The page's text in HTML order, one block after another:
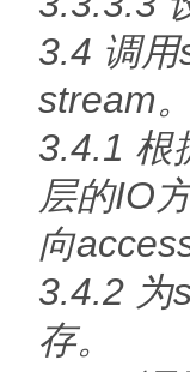
3.4 调
stream
3.4.1 根
层的IO
向
3.4.2 为
存。